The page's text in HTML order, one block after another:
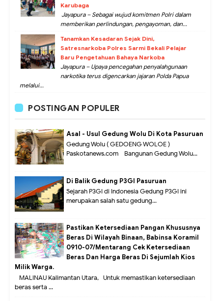
Karubaga
Jayapura – Sebagai wujud komitmen Polri dalam
memberikan perlindungan, pengayoman, dan...
Tanamkan Kesadaran Sejak Dini,
Satresnarkoba Polres Sarmi Bekali Pelajar
Baru Pengetahuan Bahaya Narkoba
Jayapura – Upaya pencegahan penyalahgunaan
narkotika terus digencarkan jajaran Polda Papua
melalui...
POSTINGAN POPULER
Asal - Usul Gedung Wolu Di Kota Pasuruan
Gedung Wolu ( GEDOENG WOLOE )
Paskotanews.com - Bangunan Gedung Wolu...
Di Balik Gedung P3GI Pasuruan
Sejarah P3GI di Indonesia Gedung P3GI ini
merupakan salah satu gedung...
Pastikan Ketersediaan Pangan Khususnya
Beras Di Wilayah Binaan, Babinsa Koramil
0910-07/Mentarang Cek Ketersediaan
Beras Dan Harga Beras Di Sejumlah Kios
Milik Warga.
MALINAU Kalimantan Utara,- Untuk memastikan ketersediaan
beras serta ...